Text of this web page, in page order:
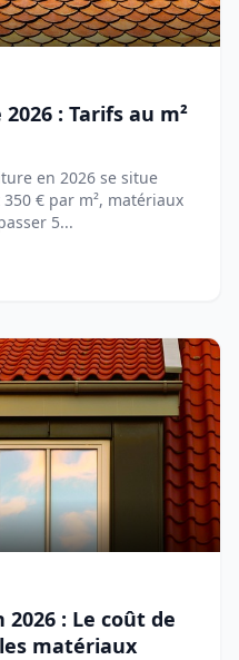
: Tarifs au m²
en 2026 se situe
€ par m², matériaux
5...
: Le coût de
matériaux